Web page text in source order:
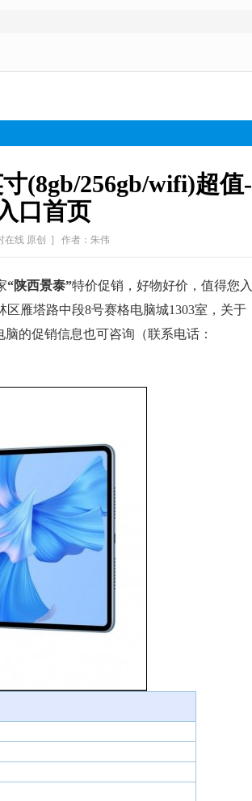
(8gb/256gb/wifi)超值-
口首页
在线 原创 ] 作者：朱伟
“陕西景泰”特价促销，好物好价，值得您入
雁塔路中段8号赛格电脑城1303室，关于
脑的促销信息也可咨询（联系电话：